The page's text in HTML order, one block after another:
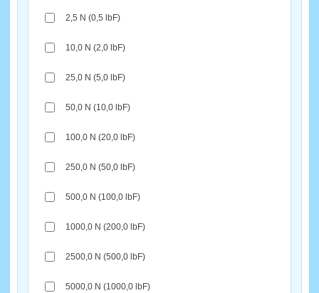
2,5 N (0,5 lbF)
10,0 N (2,0 lbF)
25,0 N (5,0 lbF)
50,0 N (10,0 lbF)
100,0 N (20,0 lbF)
250,0 N (50,0 lbF)
500,0 N (100,0 lbF)
1000,0 N (200,0 lbF)
2500,0 N (500,0 lbF)
5000,0 N (1000,0 lbF)